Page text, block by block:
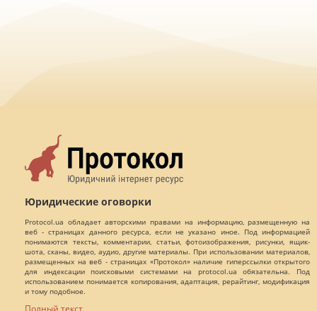
Юридические оговорки
Protocol.ua обладает авторскими правами на информацию, размещенную на
веб - страницах данного ресурса, если не указано иное. Под информацией
понимаются тексты, комментарии, статьи, фотоизображения, рисунки, ящик-
шота, сканы, видео, аудио, другие материалы. При использовании материалов,
размещенных на веб - страницах «Протокол» наличие гиперссылки открытого
для индексации поисковыми системами на protocol.ua обязательна. Под
использованием понимается копирования, адаптация, рерайтинг, модификация
и тому подобное.
Полный текст